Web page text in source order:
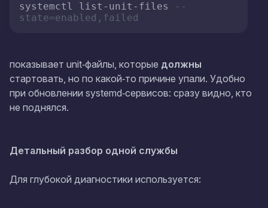
systemctl list-unit-files
--
state=enabled,failed
показывает unit‑файлы, которые должны
стартовать, но по какой‑то причине упали. Удобно
при обновлении systemd‑сервисов: сразу видно, кто
не поднялся.
Детальный разбор одной службы
Для глубокой диагностики используется: